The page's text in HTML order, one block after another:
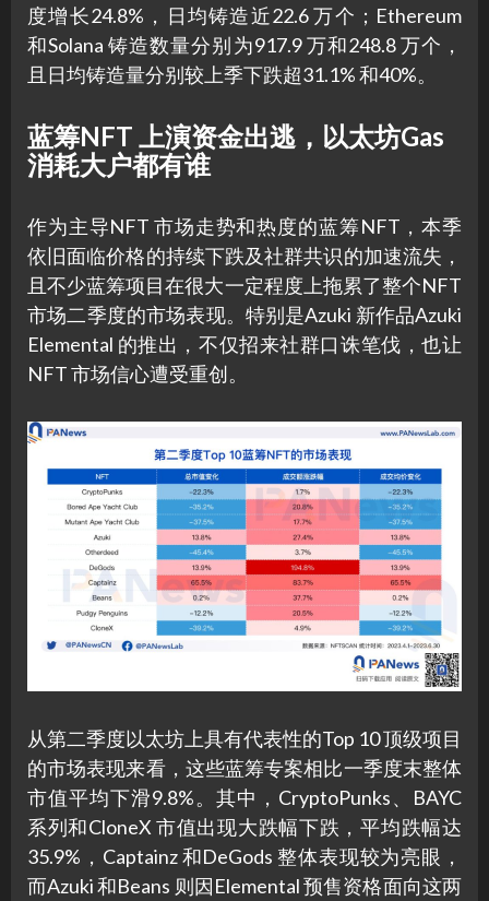
度增长24.8%，日均铸造近22.6 万个；Ethereum
和Solana 铸造数量分别为917.9 万和248.8 万个，
且日均铸造量分别较上季下跌超31.1% 和40%。
蓝筹NFT 上演资金出逃，以太坊Gas
消耗大户都有谁
作为主导NFT 市场走势和热度的蓝筹NFT，本季
依旧面临价格的持续下跌及社群共识的加速流失，
且不少蓝筹项目在很大一定程度上拖累了整个NFT
市场二季度的市场表现。特别是Azuki 新作品Azuki
Elemental 的推出，不仅招来社群口诛笔伐，也让
NFT 市场信心遭受重创。
从第二季度以太坊上具有代表性的Top 10 顶级项目
的市场表现来看，这些蓝筹专案相比一季度末整体
市值平均下滑9.8%。其中，CryptoPunks、BAYC
系列和CloneX 市值出现大跌幅下跌，平均跌幅达
35.9%，Captainz 和DeGods 整体表现较为亮眼，
而Azuki 和Beans 则因Elemental 预售资格面向这两